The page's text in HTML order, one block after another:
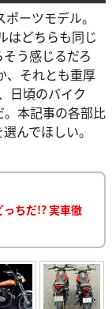
ーツモデル。
はどちらも同じ
う感じるだろ
、それとも重厚
日頃のバイク
本記事の各部比
んでほしい。
ちだ!? 実車徹